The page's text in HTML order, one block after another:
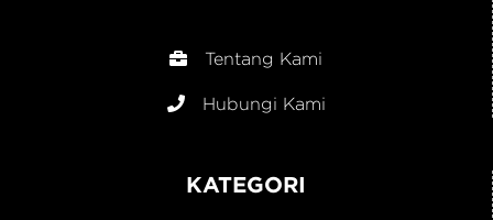
Tentang Kami
Hubungi Kami
KATEGORI